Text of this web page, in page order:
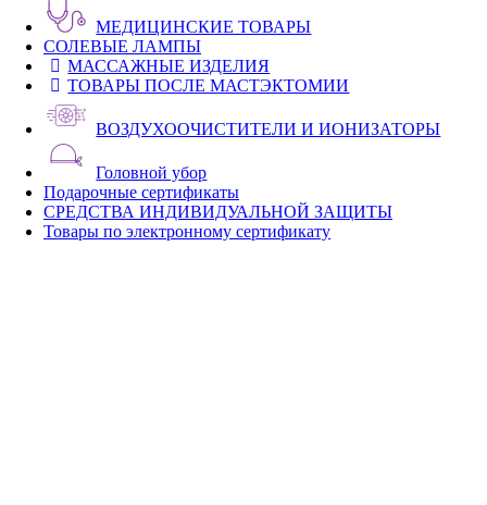
МЕДИЦИНСКИЕ ТОВАРЫ
СОЛЕВЫЕ ЛАМПЫ
МАССАЖНЫЕ ИЗДЕЛИЯ
ТОВАРЫ ПОСЛЕ МАСТЭКТОМИИ
ВОЗДУХООЧИСТИТЕЛИ И ИОНИЗАТОРЫ
Головной убор
Подарочные сертификаты
СРЕДСТВА ИНДИВИДУАЛЬНОЙ ЗАЩИТЫ
Товары по электронному сертификату